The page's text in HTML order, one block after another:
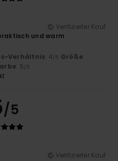
Verifizierter Kauf
und warm
Verhältnis: 4 /5 Größe:
: 5 /5
/5
Verifizierter Kauf